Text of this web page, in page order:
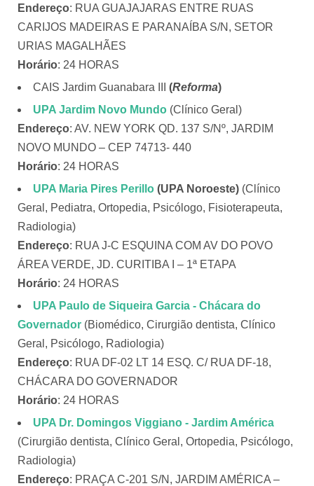
Endereço: RUA GUAJAJARAS ENTRE RUAS
CARIJOS MADEIRAS E PARANAÍBA S/N, SETOR
URIAS MAGALHÃES
Horário: 24 HORAS
CAIS Jardim Guanabara III (Reforma)
UPA Jardim Novo Mundo (Clínico Geral)
Endereço: AV. NEW YORK QD. 137 S/Nº, JARDIM
NOVO MUNDO – CEP 74713- 440
Horário: 24 HORAS
UPA Maria Pires Perillo (UPA Noroeste) (Clínico
Geral, Pediatra, Ortopedia, Psicólogo, Fisioterapeuta,
Radiologia)
Endereço: RUA J-C ESQUINA COM AV DO POVO
ÁREA VERDE, JD. CURITIBA I – 1ª ETAPA
Horário: 24 HORAS
UPA Paulo de Siqueira Garcia - Chácara do
Governador (Biomédico, Cirurgião dentista, Clínico
Geral, Psicólogo, Radiologia)
Endereço: RUA DF-02 LT 14 ESQ. C/ RUA DF-18,
CHÁCARA DO GOVERNADOR
Horário: 24 HORAS
UPA Dr. Domingos Viggiano - Jardim América
(Cirurgião dentista, Clínico Geral, Ortopedia, Psicólogo,
Radiologia)
Endereço: PRAÇA C-201 S/N, JARDIM AMÉRICA –